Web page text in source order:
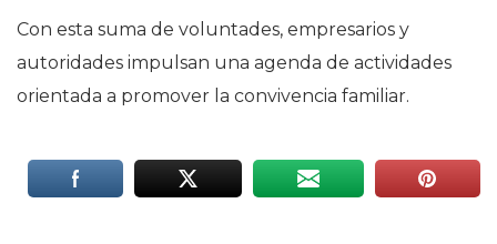
Con esta suma de voluntades, empresarios y
autoridades impulsan una agenda de actividades
orientada a promover la convivencia familiar.